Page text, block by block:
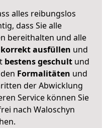
alles reibungslos
dass Sie alle
bereithalten und alle
korrekt ausfüllen und
bestens geschult und
Formalitäten und
der Abwicklung
Service können Sie
nach Waloschyn